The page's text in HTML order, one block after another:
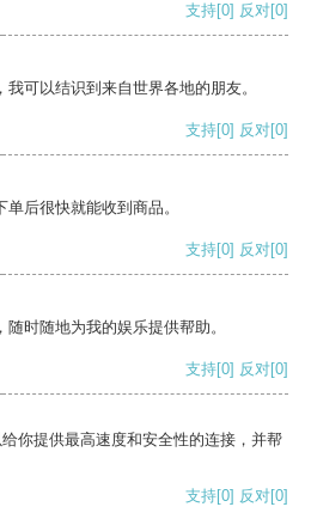
支持[0] 反对[0]
可以结识到来自世界各地的朋友。
支持[0] 反对[0]
后很快就能收到商品。
支持[0] 反对[0]
时随地为我的娱乐提供帮助。
支持[0] 反对[0]
你提供最高速度和安全性的连接，并帮
支持[0] 反对[0]